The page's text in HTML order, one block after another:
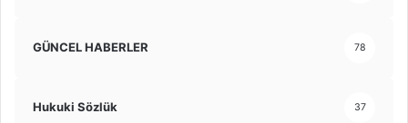
GÜNCEL HABERLER 78
Hukuki Sözlük 37